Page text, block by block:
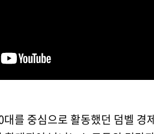
를 중심으로 활동했던 덤벨 경